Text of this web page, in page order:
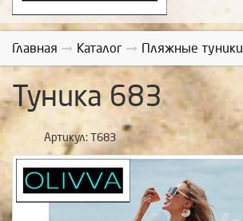
Главная Каталог Пляжные туники
Туника 683
Артикул: Т683